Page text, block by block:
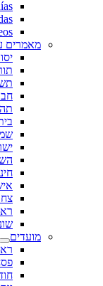
מאמרים
מועדים